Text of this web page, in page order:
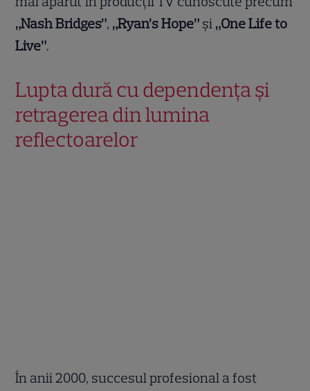
„Nash Bridges”, „Ryan’s Hope” și „One Life to
Live”.
Lupta dură cu dependența și
retragerea din lumina
reflectoarelor
În anii 2000, succesul profesional a fost